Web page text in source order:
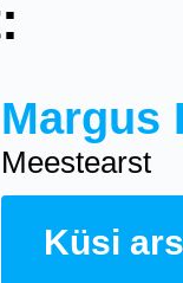
Margus
Meestearst
Küsi